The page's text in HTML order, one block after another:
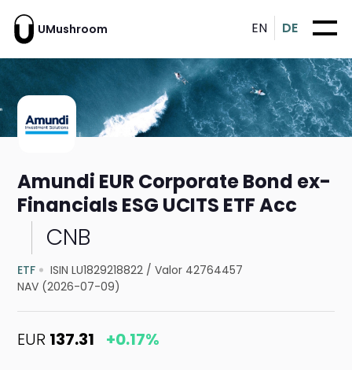
UMushroom EN DE
Amundi EUR Corporate Bond ex-
Financials ESG UCITS ETF Acc
CNB
ETF ISIN LU1829218822 /Valor 42764457
NAV (2026-07-09)
EUR 137.31 +0.17%